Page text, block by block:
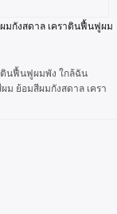
มกังสดาล เคราตินฟื้นฟูผม
ตินฟื้นฟูผมพัง ใกล้ฉัน
ย้อมสีผมกังสดาล เครา